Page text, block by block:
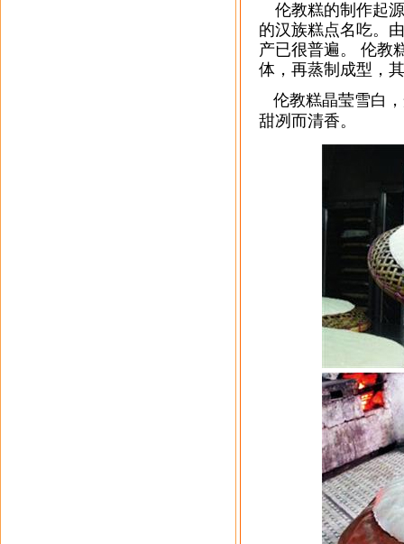
伦教糕的制作起
的汉族糕点名吃。
产已很普遍。 伦教
体，再蒸制成型，
伦教糕晶莹雪白
甜冽而清香。